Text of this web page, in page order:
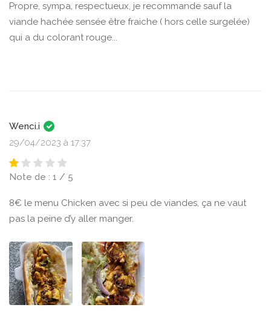
Propre, sympa, respectueux, je recommande sauf la
viande hachée sensée être fraiche ( hors celle surgelée)
qui a du colorant rouge...
Wenci.i
29/04/2023 à 17:37
Note de : 1 / 5
8€ le menu Chicken avec si peu de viandes, ça ne vaut
pas la peine d’y aller manger.